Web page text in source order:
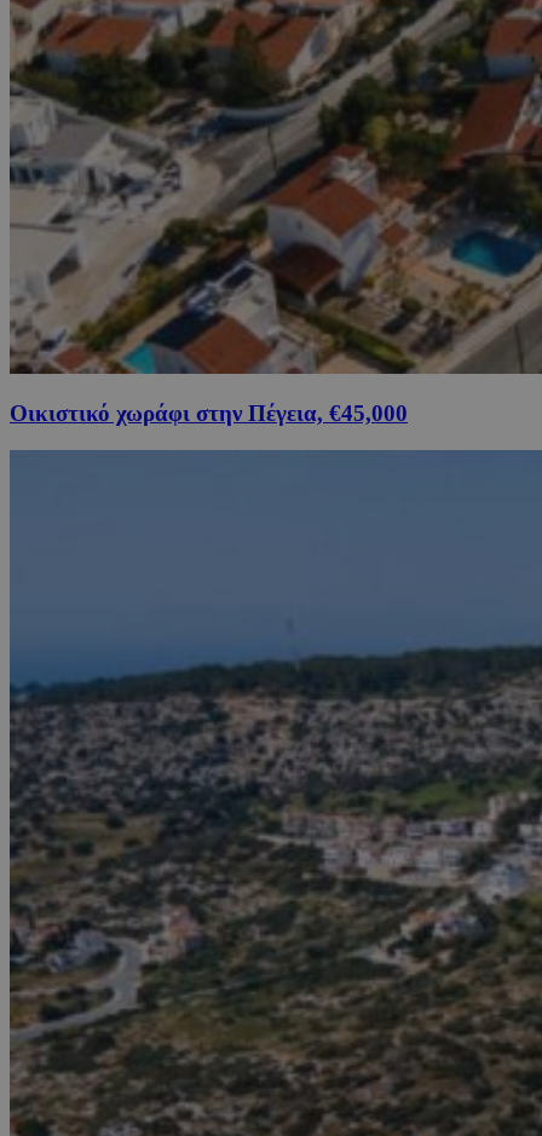
Οικιστικό χωράφι στην Πέγεια, €45,000